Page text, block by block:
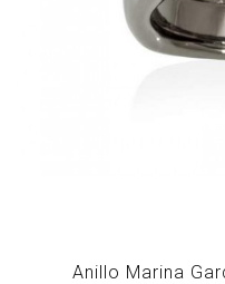
Anillo Marina